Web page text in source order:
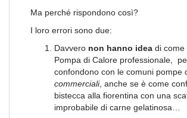
Ma perché rispondono così?
I loro errori sono due:
Davvero non hanno idea di come
Pompa di Calore professionale,
confondono con le comuni pompe
commerciali, anche se è come
bistecca alla fiorentina con una
improbabile di carne gelatinosa…